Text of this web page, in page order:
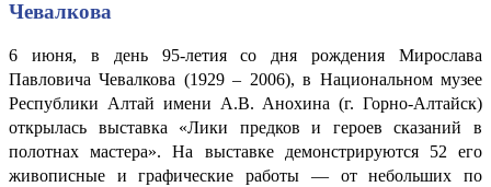
Чевалкова
6 июня, в день 95-летия со дня рождения Мирослава
Павловича Чевалкова (1929 – 2006), в Национальном музее
Республики Алтай имени А.В. Анохина (г. Горно-Алтайск)
открылась выставка «Лики предков и героев сказаний в
полотнах мастера». На выставке демонстрируются 52 его
живописные и графические работы — от небольших по